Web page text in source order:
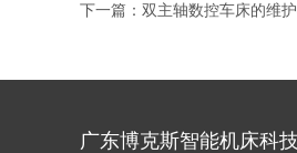
下一篇： 双主轴数控车床的维
广东博克斯智能机床科